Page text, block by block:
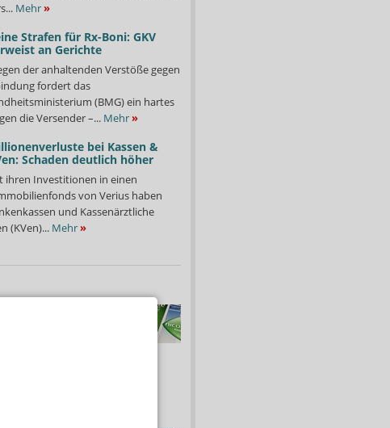
Mehr»
Strafen für Rx-Boni: GKV
an Gerichte
der anhaltenden Verstöße gegen
fordert das
(BMG) ein hartes
die Versender –... Mehr»
bei Kassen &
Schaden deutlich höher
ihren Investitionen in einen
von Verius haben
und Kassenärztliche
(KVen)... Mehr»
Tabakentwöhnung
Kassen erstattet.
Präparate sowie...